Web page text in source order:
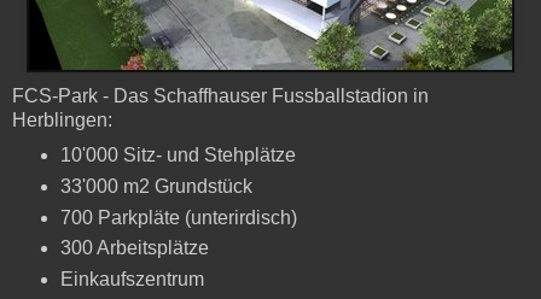
FCS-Park - Das Schaffhauser Fussballstadion in
Herblingen:
10'000 Sitz- und Stehplätze
33'000 m2 Grundstück
700 Parkpläte (unterirdisch)
300 Arbeitsplätze
Einkaufszentrum